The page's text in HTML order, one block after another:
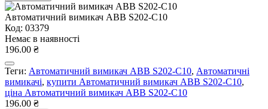
Автоматичний вимикач ABB S202-С10
Код: 03379
Немає в наявності
196.00 ₴
Теги: Автоматичний вимикач ABB S202-С10, Автоматичні
вимикачі, купити Автоматичний вимикач ABB S202-С10,
ціна Автоматичний вимикач ABB S202-С10
196.00 ₴